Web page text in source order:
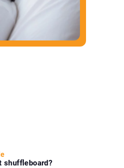
shuffleboard?